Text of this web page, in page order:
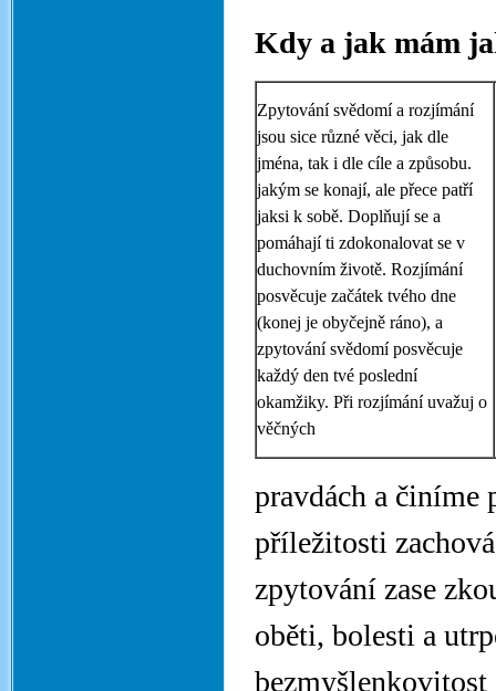
Kdy a jak mám
Zpytování svědomí a rozjímání
jsou sice různé věci, jak dle
jména, tak i dle cíle a způsobu.
jakým se konají, ale přece patří
jaksi k sobě. Doplňují se a
pomáhají ti zdokonalovat se v
duchovním životě. Rozjímání
posvěcuje začátek tvého dne
(konej je obyčejně ráno), a
zpytování svědomí posvěcuje
každý den tvé poslední
okamžiky. Při rozjímání uvažuj o
věčných
pravdách a činíme
příležitosti
zpytování zase
oběti, bolesti a
bezmyšlenkovitost